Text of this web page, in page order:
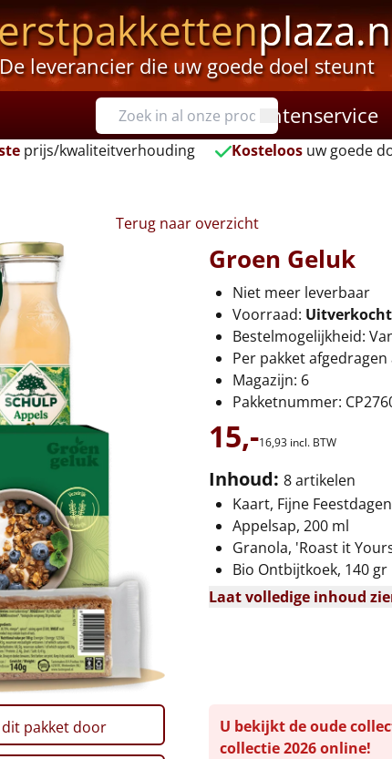
De leverancier die uw goede doel steunt
Klantenservice
prijs/kwaliteitverhouding Kosteloos uw goede
Terug naar overzicht
Groen Geluk
Niet meer leverbaar
Voorraad: Uitverkocht
Bestelmogelijkheid:
Per pakket
Magazijn: 6
Pakketnummer:
15,-16,93 incl. BTW
Inhoud: 8 artikelen
Kaart, Fijne Feestdagen
Appelsap, 200 ml
Granola, 'Roast it
Bio Ontbijtkoek, 140 gr
Laat volledige inhoud
pakket door
U bekijkt de oude
collectie 2026 online!